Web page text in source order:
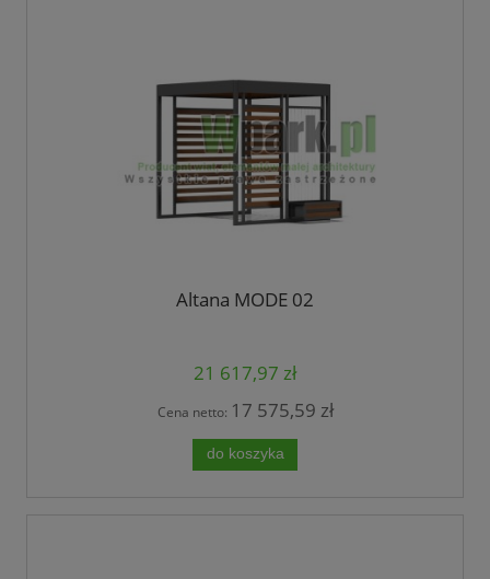
Altana MODE 02
21 617,97 zł
Cena netto: 17 575,59 zł
do koszyka